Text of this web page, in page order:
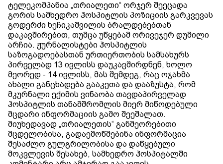
ტელეკომპანია „თრიალეთი“ ორჯერ შეეცადა
გორის სამხედრო ჰოსპიტლის პოზიციის გარკვევას
გოდერძი ხეჩიკაშვილის ბრალდებებთან
დაკავშირებით, თუმცა უწყებამ ორივეჯერ დუმილი
არჩია. ჟურნალისტები ჰოსპიტლის
საზოგადოებასთან ურთიერთობის სამსახურს
პირველად 13 ივლისს დაუკავშირდნენ, ხოლო
მეორედ - 14 ივლისს, მას შემდეგ, რაც ოჯახმა
ახალი განცხადება გააკეთა და დააზუსტა, რომ
მკურნალი ექიმის ვინაობა თავდაპირველად
ჰოსპიტლის თანამშრომლის მიერ მიწოდებული
მცდარი ინფორმაციის გამო შეეშალათ.
მიუხედავად „თრიალეთის“ განმეორებითი
მცდელობისა, გადაემოწმებინა ინფორმაცია
შესაძლო გულგრილობისა და დაწყებული
მოკვლევის შესახებ, სამხედრო ჰოსპიტალში